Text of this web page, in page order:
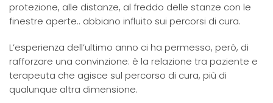
protezione, alle distanze, al freddo delle stanze con le
finestre aperte.. abbiano influito sui percorsi di cura.
L’esperienza dell’ultimo anno ci ha permesso, però, di
rafforzare una convinzione: è la relazione tra paziente e
terapeuta che agisce sul percorso di cura, più di
qualunque altra dimensione.